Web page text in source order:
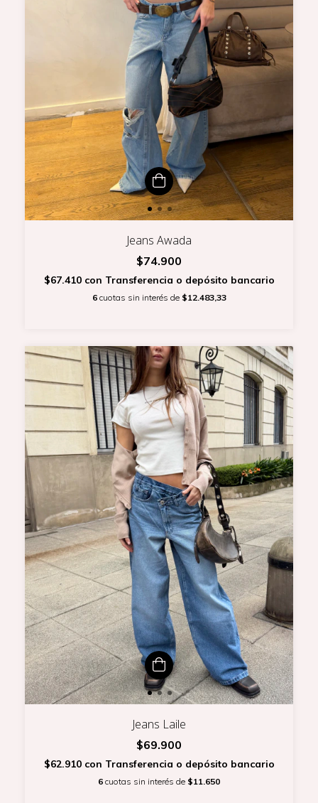
Jeans Awada
$74.900
$67.410 con Transferencia o depósito bancario
6 cuotas sin interés de $12.483,33
Jeans Laile
$69.900
$62.910 con Transferencia o depósito bancario
6 cuotas sin interés de $11.650